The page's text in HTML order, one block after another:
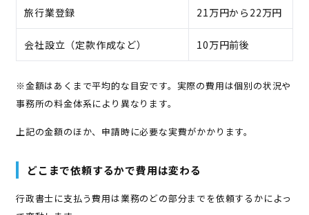
旅行業登録 21万円から22万円
会社設立（定款作成など） 10万円前後
※金額はあくまで平均的な目安です。実際の費用は個別の状況や
事務所の料金体系により異なります。
上記の金額のほか、申請時に必要な実費がかかります。
どこまで依頼するかで費用は変わる
行政書士に支払う費用は業務のどの部分までを依頼するかによっ